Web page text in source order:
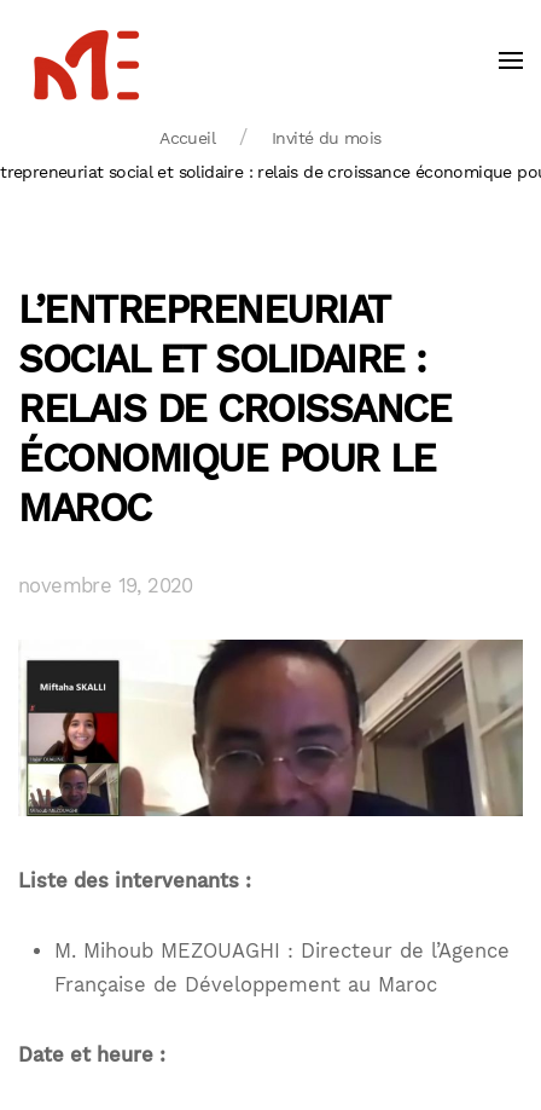
Accueil
Invité du mois
social et solidaire : relais de croissance économique
L’ENTREPRENEURIAT
SOCIAL ET SOLIDAIRE :
RELAIS DE CROISSANCE
ÉCONOMIQUE POUR LE
MAROC
novembre 19, 2020
Liste des intervenants :
M. Mihoub MEZOUAGHI : Directeur de l’Agence
Française de Développement au Maroc
Date et heure :